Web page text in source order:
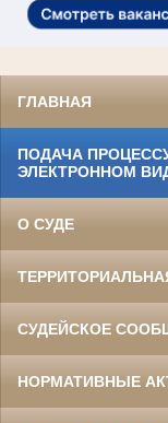
ГЛАВНАЯ
ПОДАЧА
ЭЛЕКТРОННОМ
О СУДЕ
СУДЕЙСКОЕ
НОРМАТИВНЫЕ